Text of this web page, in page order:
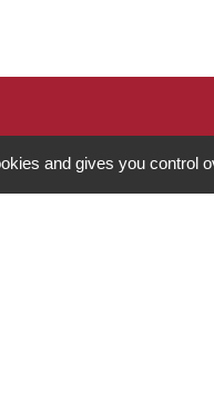
and gives you control